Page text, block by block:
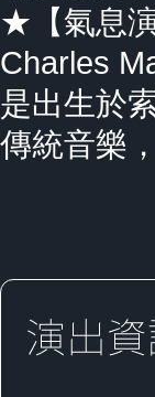
★【氣息
Charles
是出生於
傳統音樂